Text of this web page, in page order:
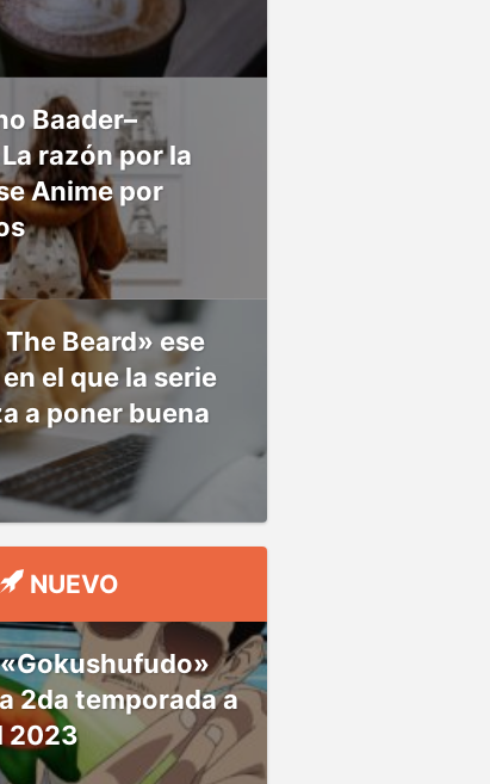
Baader–
razón por la
Anime por
Beard» ese
el que la serie
a poner buena
NUEVO
2da temporada a
2023